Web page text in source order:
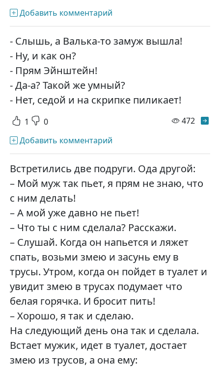
Добавить комментарий
- Слышь, а Валька-то замуж вышла!
- Ну, и как он?
- Прям Эйнштейн!
- Да-а? Такой же умный?
- Нет, седой и на скрипке пиликает!
1 0 472
Добавить комментарий
Встретились две подруги. Ода другой:
– Мой муж так пьет, я прям не знаю, что
с ним делать!
– А мой уже давно не пьет!
– Что ты с ним сделала? Расскажи.
– Слушай. Когда он напьется и ляжет
спать, возьми змею и засунь ему в
трусы. Утром, когда он пойдет в туалет и
увидит змею в трусах подумает что
белая горячка. И бросит пить!
– Хорошо, я так и сделаю.
На следующий день она так и сделала.
Встает мужик, идет в туалет, достает
змею из трусов, а она ему: